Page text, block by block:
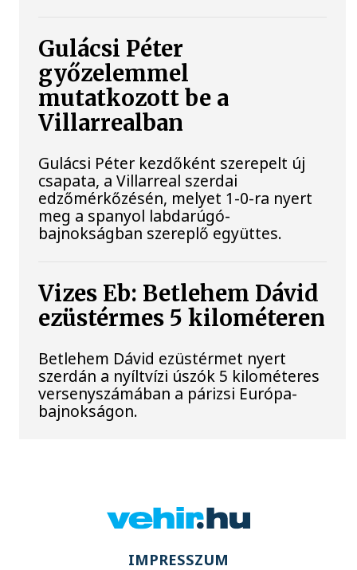
Gulácsi Péter
győzelemmel
mutatkozott be a
Villarrealban
Gulácsi Péter kezdőként szerepelt új
csapata, a Villarreal szerdai
edzőmérkőzésén, melyet 1-0-ra nyert
meg a spanyol labdarúgó-
bajnokságban szereplő együttes.
Vizes Eb: Betlehem Dávid
ezüstérmes 5 kilométeren
Betlehem Dávid ezüstérmet nyert
szerdán a nyíltvízi úszók 5 kilométeres
versenyszámában a párizsi Európa-
bajnokságon.
IMPRESSZUM